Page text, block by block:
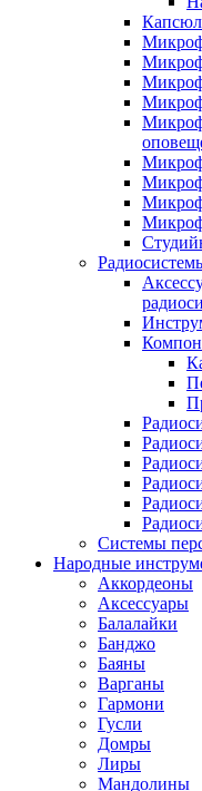
Системы
Народные
Аккордеоны
Аксессуары
Балалайки
Банджо
Баяны
Варганы
Гармони
Гусли
Домры
Лиры
Мандолины